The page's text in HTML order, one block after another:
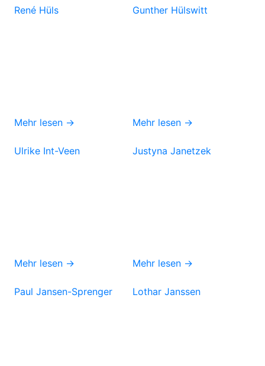
René Hüls
Mehr lesen →
Gunther Hülswitt
Mehr lesen →
Ulrike Int-Veen
Mehr lesen →
Justyna Janetzek
Mehr lesen →
Paul Jansen-Sprenger Lothar Janssen